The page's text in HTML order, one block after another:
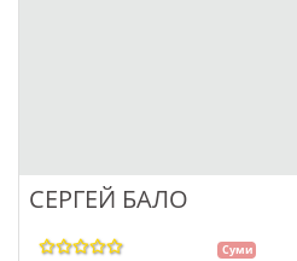
СЕРГЕЙ БАЛО
Суми